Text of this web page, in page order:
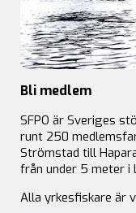
Bli medlem
SFPO är Sveriges
runt 250
Strömstad till
från under 5 meter
Alla yrkesfiskare är